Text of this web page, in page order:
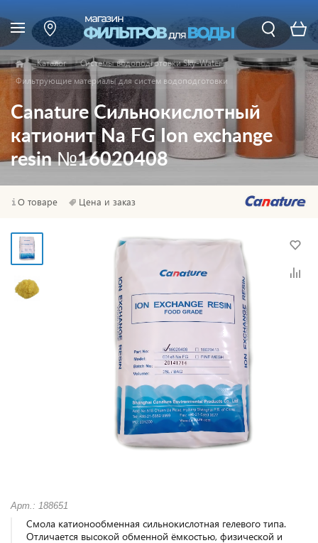
Каталог
Системы водоподготовки Sky-Water
Фильтрующие материалы для систем водоподготовки
Canature Сильнокислотный
катионит Na FG Ion exchange
resin №16020408
О товаре Цена и заказ
Арт.: 188651
Смола катионообменная сильнокислотная гелевого типа.
Отличается высокой обменной ёмкостью, физической и